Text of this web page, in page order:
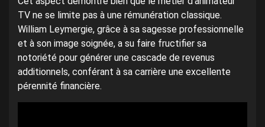
TV ne se limite pas à une rémunération classique.
William Leymergie, grâce à sa sagesse professionnelle
et à son image soignée, a su faire fructifier sa
notoriété pour générer une cascade de revenus
additionnels, conférant à sa carrière une excellente
pérennité financière.